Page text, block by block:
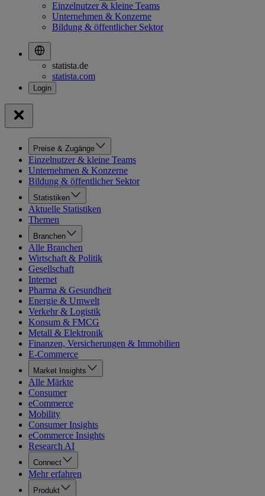
Einzelnutzer & kleine Teams
Unternehmen & Konzerne
Bildung & öffentlicher Sektor
statista.de
statista.com
Preise & Zugänge
Einzelnutzer & kleine Teams
Unternehmen & Konzerne
Bildung & öffentlicher Sektor
Statistiken
Aktuelle Statistiken
Themen
Branchen
Alle Branchen
Wirtschaft & Politik
Gesellschaft
Internet
Pharma & Gesundheit
Energie & Umwelt
Verkehr & Logistik
Konsum & FMCG
Metall & Elektronik
Finanzen, Versicherungen & Immobilien
E-Commerce
Market Insights
Alle Märkte
Consumer
eCommerce
Mobility
Consumer Insights
eCommerce Insights
Research AI
Connect
Mehr erfahren
Produkt